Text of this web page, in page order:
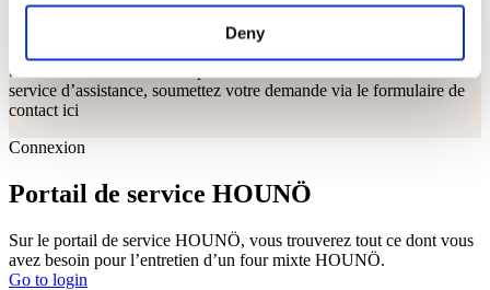
Deny
Si vous avez acheté nos fours HOUNÖ auprès de revendeurs
locaux, veuillez les contacter directement.
Si vous avez besoin d’aide pour trouver le revendeur local / le
service d’assistance, soumettez votre demande via le formulaire de
contact ici
Connexion
Portail de service HOUNÖ
Sur le portail de service HOUNÖ, vous trouverez tout ce dont vous
avez besoin pour l’entretien d’un four mixte HOUNÖ.
Go to login